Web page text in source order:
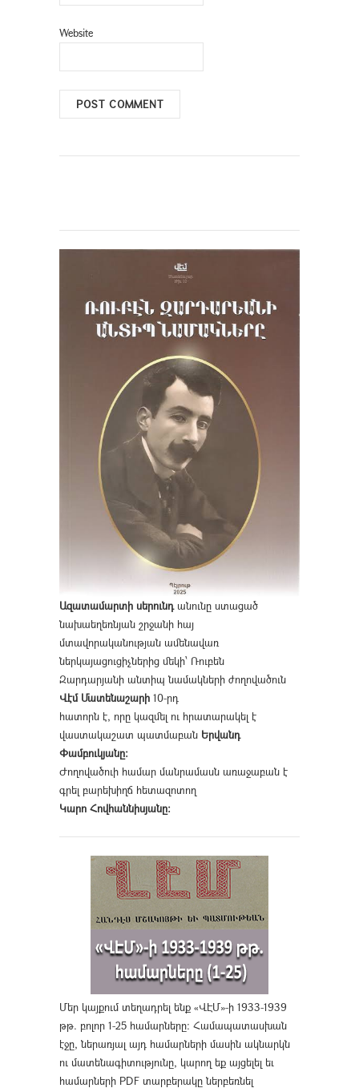
Website
Ազատամարտի սերունդանունը ստացած
նախաեղեռնյան շրջանի հայ
մտավորականության ամենավառ
ներկայացուցիչներից մեկի՝ Ռուբեն
Զարդարյանի անտիպ նամակների ժողովածուն
Վէմ Մատենաշարի 10-րդ
հատորն է, որը կազմել ու հրատարակել է
վաստակաշատ պատմաբան Երվանդ
Փամբուկյանը։
Ժողովածուի համար մանրամասն առաջաբան է
գրել բարեխիղճ հետազոտող
Կարո Հովհաննիսյանը։
Մեր կայքում տեղադրել ենք «ՎԷՄ»-ի 1933-1939
թթ. բոլոր 1-25 համարները։ Համապատասխան
էջը, ներառյալ այդ համարների մասին ակնարկն
ու մատենագիտությունը, կարող եք այցելել եւ
համարների PDF տարբերակը ներբեռնել